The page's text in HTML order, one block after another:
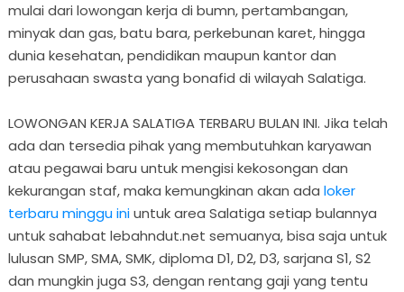
mulai dari lowongan kerja di bumn, pertambangan,
minyak dan gas, batu bara, perkebunan karet, hingga
dunia kesehatan, pendidikan maupun kantor dan
perusahaan swasta yang bonafid di wilayah Salatiga.
LOWONGAN KERJA SALATIGA TERBARU BULAN INI. Jika telah
ada dan tersedia pihak yang membutuhkan karyawan
atau pegawai baru untuk mengisi kekosongan dan
kekurangan staf, maka kemungkinan akan ada loker
terbaru minggu iniuntuk area Salatiga setiap bulannya
untuk sahabat lebahndut.net semuanya, bisa saja untuk
lulusan SMP, SMA, SMK, diploma D1, D2, D3, sarjana S1, S2
dan mungkin juga S3, dengan rentang gaji yang tentu